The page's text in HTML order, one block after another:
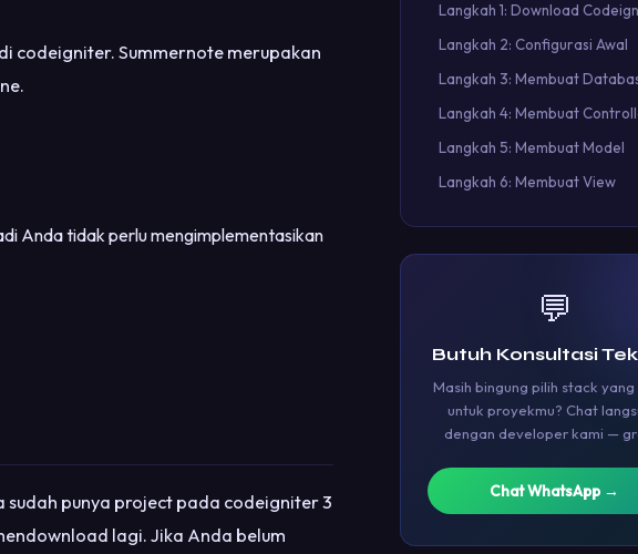
codeigniter. Summernote merupakan
Anda tidak perlu mengimplementasikan
punya project pada codeigniter 3
lagi. Jika Anda belum
Langkah 1: Download
Langkah 2: Configurasi Awal
Langkah 3: Membuat
Langkah 4: Membuat
Langkah 5: Membuat Model
Langkah 6: Membuat View
💬
Butuh Konsultasi
Masih bingung pilih stack
untuk proyekmu? Chat
dengan developer kami —
Chat WhatsApp →